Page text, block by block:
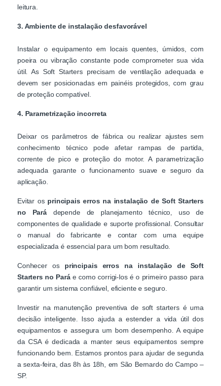
leitura.
3. Ambiente de instalação desfavorável
Instalar o equipamento em locais quentes, úmidos, com
poeira ou vibração constante pode comprometer sua vida
útil. As Soft Starters precisam de ventilação adequada e
devem ser posicionadas em painéis protegidos, com grau
de proteção compatível.
4. Parametrização incorreta
Deixar os parâmetros de fábrica ou realizar ajustes sem
conhecimento técnico pode afetar rampas de partida,
corrente de pico e proteção do motor. A parametrização
adequada garante o funcionamento suave e seguro da
aplicação.
Evitar os principais erros na instalação de Soft Starters
no Parádepende de planejamento técnico, uso de
componentes de qualidade e suporte profissional. Consultar
o manual do fabricante e contar com uma equipe
especializada é essencial para um bom resultado.
Conhecer os principais erros na instalação de Soft
Starters no Paráe como corrigi-los é o primeiro passo para
garantir um sistema confiável, eficiente e seguro.
Investir na manutenção preventiva de soft starters é uma
decisão inteligente. Isso ajuda a estender a vida útil dos
equipamentos e assegura um bom desempenho. A equipe
da CSA é dedicada a manter seus equipamentos sempre
funcionando bem. Estamos prontos para ajudar de segunda
a sexta-feira, das 8h às 18h, em São Bernardo do Campo –
SP.